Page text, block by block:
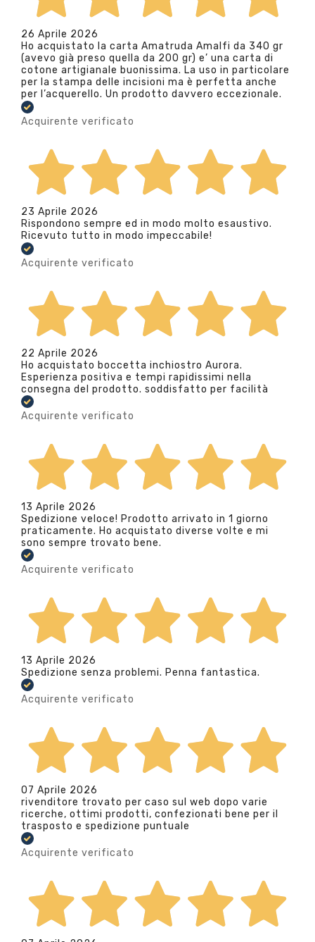
26 Aprile 2026
Ho acquistato la carta Amatruda Amalfi da 340 gr
(avevo già preso quella da 200 gr) e’ una carta di
cotone artigianale buonissima. La uso in particolare
per la stampa delle incisioni ma è perfetta anche
per l’acquerello. Un prodotto davvero eccezionale.
Acquirente verificato
23 Aprile 2026
Rispondono sempre ed in modo molto esaustivo.
Ricevuto tutto in modo impeccabile!
Acquirente verificato
22 Aprile 2026
Ho acquistato boccetta inchiostro Aurora.
Esperienza positiva e tempi rapidissimi nella
consegna del prodotto. soddisfatto per facilità
Acquirente verificato
13 Aprile 2026
Spedizione veloce! Prodotto arrivato in 1 giorno
praticamente. Ho acquistato diverse volte e mi
sono sempre trovato bene.
Acquirente verificato
13 Aprile 2026
Spedizione senza problemi. Penna fantastica.
Acquirente verificato
07 Aprile 2026
rivenditore trovato per caso sul web dopo varie
ricerche, ottimi prodotti, confezionati bene per il
trasposto e spedizione puntuale
Acquirente verificato